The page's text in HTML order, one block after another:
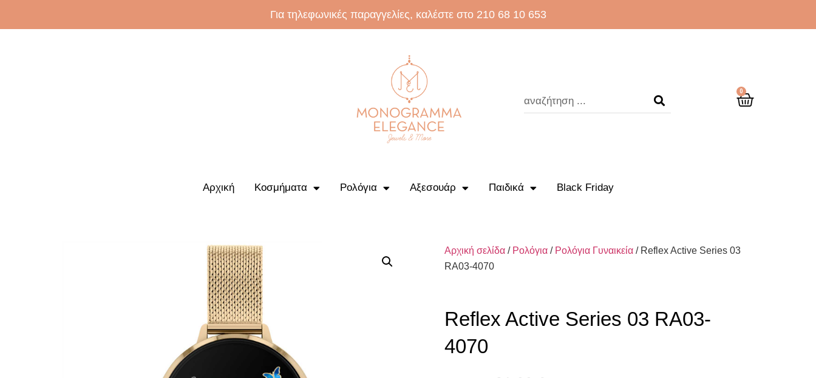
Για τηλεφωνικές παραγγελίες, καλέστε στο 210 68 10 653
0
Αρχική Κοσμήματα Ρολόγια Αξεσουάρ Παιδικά Black Friday
Αρχική σελίδα / Ρολόγια / Ρολόγια Γυναικεία / Reflex Active Series 03
RA03-4070
Reflex Active Series 03 RA03-
4070